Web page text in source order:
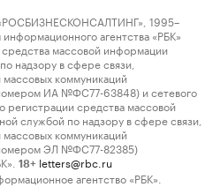
1995–
агентства «РБК»
массовой информации
надзору в сфере связи,
коммуникаций
ИА №ФС77-63848) и сетевого
регистрации средства массовой
службой по надзору в сфере связи,
коммуникаций
ЭЛ №ФС77-82385)
18+ letters@rbc.ru
агентство «РБК».